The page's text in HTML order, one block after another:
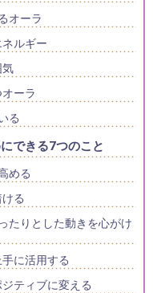
オーラ
ルギー
ーラ
る
にできる7つのこと
める
る
たりとした動きを心がけ
に活用する
ティブに変える